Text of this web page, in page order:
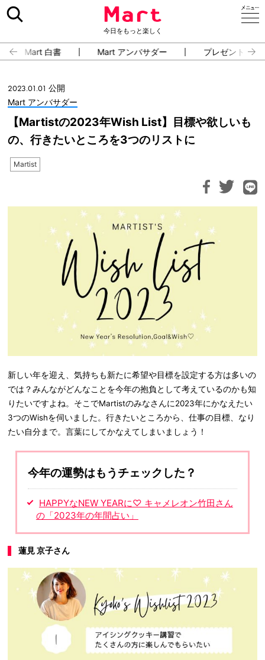
今日をもっと楽しく
Mart 白書 Mart アンバサダー プレゼント・イ
2023.01.01 公開
Mart アンバサダー
【Martistの2023年Wish List】目標や欲しいも
の、行きたいところを3つのリストに
Martist
新しい年を迎え、気持ちも新たに希望や目標を設定する方は多いの
では？みんながどんなことを今年の抱負として考えているのかも知
りたいですよね。そこでMartistのみなさんに2023年にかなえたい
3つのWishを伺いました。行きたいところから、仕事の目標、なり
たい自分まで。言葉にしてかなえてしまいましょう！
今年の運勢はもうチェックした？
HAPPYなNEW YEARに♡ キャメレオン竹田さん
の「2023年の年間占い」
蓮見 京子さん